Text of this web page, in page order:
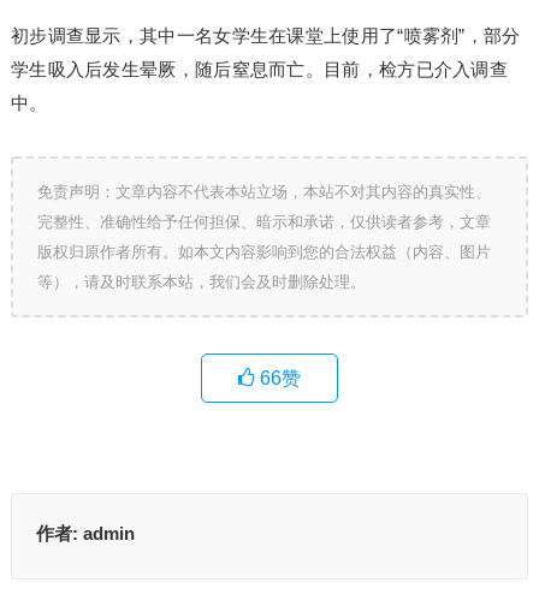
初步调查显示，其中一名女学生在课堂上使用了“喷雾剂”，部分
学生吸入后发生晕厥，随后窒息而亡。目前，检方已介入调查
中。
免责声明：文章内容不代表本站立场，本站不对其内容的真实性、
完整性、准确性给予任何担保、暗示和承诺，仅供读者参考，文章
版权归原作者所有。如本文内容影响到您的合法权益（内容、图片
等），请及时联系本站，我们会及时删除处理。
66赞
作者: admin